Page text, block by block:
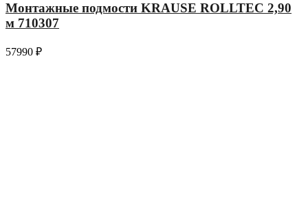
Монтажные подмости KRAUSE ROLLTEC 2,90
м 710307
57990 ₽